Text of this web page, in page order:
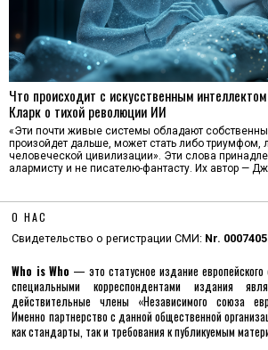
Что происходит с искусственным
Кларк о тихой революции ИИ
«Эти почти живые системы обладают
произойдет дальше, может стать либо триумфом,
человеческой цивилизации». Эти слова
алармисту и не писателю-фантасту. Их автор —
О НАС
Свидетельство о регистрации СМИ: Nr.
Who is Who — это статусное издание
специальными корреспондентами издания
действительные члены «Независимого союза
Именно партнерство с данной общественной
как стандарты, так и требования к публикуемым